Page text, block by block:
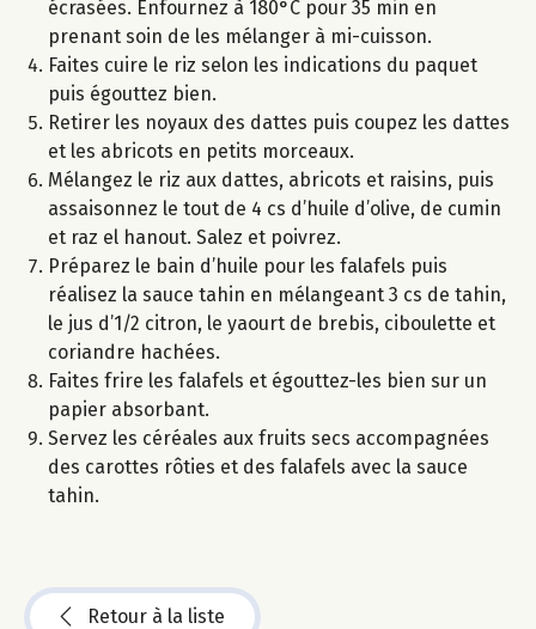
écrasées. Enfournez à 180°C pour 35 min en
prenant soin de les mélanger à mi-cuisson.
Faites cuire le riz selon les indications du paquet
puis égouttez bien.
Retirer les noyaux des dattes puis coupez les dattes
et les abricots en petits morceaux.
Mélangez le riz aux dattes, abricots et raisins, puis
assaisonnez le tout de 4 cs d’huile d’olive, de cumin
et raz el hanout. Salez et poivrez.
Préparez le bain d’huile pour les falafels puis
réalisez la sauce tahin en mélangeant 3 cs de tahin,
le jus d’1/2 citron, le yaourt de brebis, ciboulette et
coriandre hachées.
Faites frire les falafels et égouttez-les bien sur un
papier absorbant.
Servez les céréales aux fruits secs accompagnées
des carottes rôties et des falafels avec la sauce
tahin.
Retour à la liste